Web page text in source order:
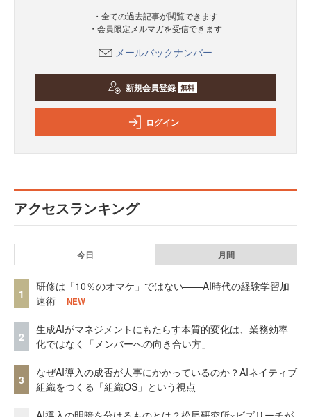
・全ての過去記事が閲覧できます
・会員限定メルマガを受信できます
メールバックナンバー
新規会員登録 無料
ログイン
アクセスランキング
今日 月間
1
研修は「10％のオマケ」ではない——AI時代の経験学習加
速術
NEW
2
生成AIがマネジメントにもたらす本質的変化は、業務効率
化ではなく「メンバーへの向き合い方」
3
なぜAI導入の成否が人事にかかっているのか？AIネイティブ
組織をつくる「組織OS」という視点